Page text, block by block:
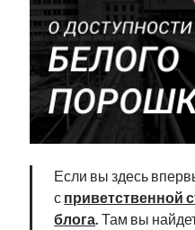
Личное
Нарва и северо-восток
Обзор прессы
Образование
Парламент и правительство
Фотографии
Экономика
ЮморЕсли вы здесь
с приветственной
блога Там вы